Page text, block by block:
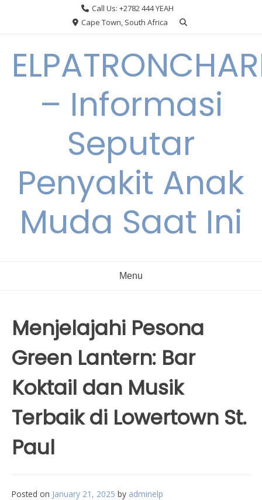
Call Us: +2782 444 YEAH
Cape Town, South Africa
– Informasi
Seputar
Penyakit Anak
Muda Saat Ini
Menu
Menjelajahi Pesona
Green Lantern: Bar
Koktail dan Musik
Terbaik di Lowertown St.
Paul
Posted on January 21, 2025 by adminelp